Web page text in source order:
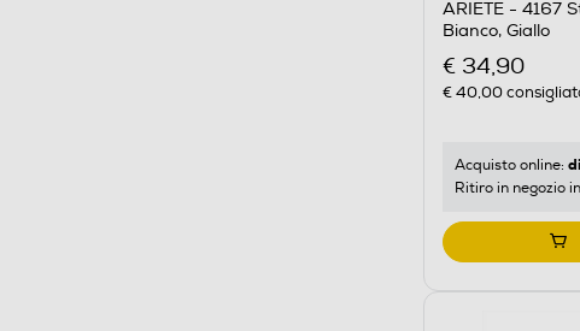
ARIETE - 4167
Bianco, Giallo
€ 34,90
€ 40,00
Acquisto online:
Ritiro in negozio